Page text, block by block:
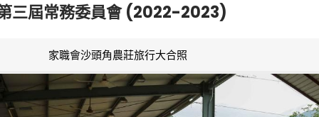
三屆常務委員會 (2022-2023)
家職會沙頭角農莊旅行大合照